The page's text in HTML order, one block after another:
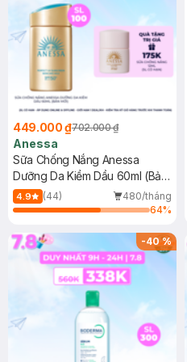
449.000 ₫702.000 ₫
Anessa
Sữa Chống Nắng Anessa
Dưỡng Da Kiềm Dầu 60ml (Bản
Mới)
4.9 (44)
480/tháng
64%
-40%